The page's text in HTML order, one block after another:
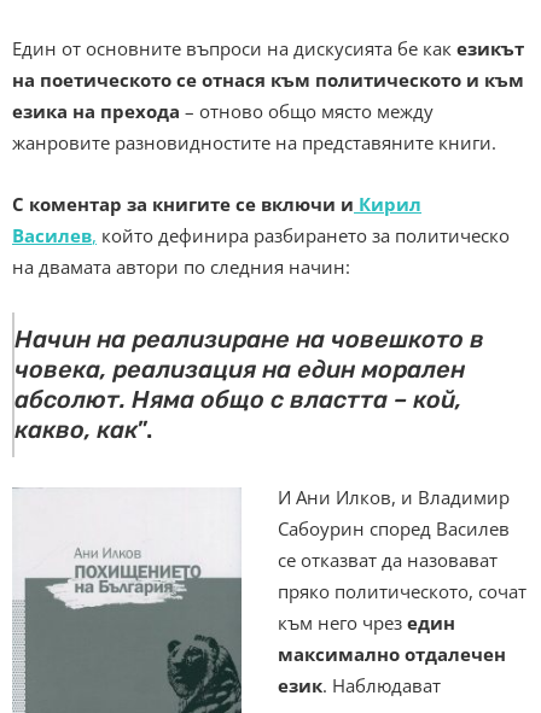
Един от основните въпроси на дискусията бе как езикът
на поетическото се отнася към политическото и към
езика на прехода – отново общо място между
жанровите разновидностите на представяните книги.
С коментар за книгите се включи и Кирил
Василев, който дефинира разбирането за политическо
на двамата автори по следния начин:
Начин на реализиране на човешкото в
човека, реализация на един морален
абсолют. Няма общо с властта – кой,
какво, как”.
И Ани Илков, и Владимир
Сабоурин според Василев
се отказват да назовават
пряко политическото, сочат
към него чрез един
максимално отдалечен
език. Наблюдават